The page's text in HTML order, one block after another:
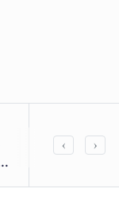
Top 6 over
‹ ›